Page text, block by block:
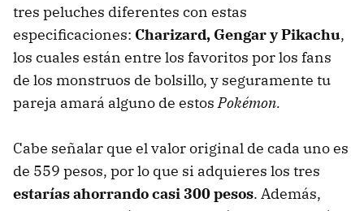
tres peluches diferentes con estas
especificaciones: Charizard, Gengar y Pikachu,
los cuales están entre los favoritos por los fans
de los monstruos de bolsillo, y seguramente tu
pareja amará alguno de estosPokémon.
Cabe señalar que el valor original de cada uno es
de 559 pesos, por lo que si adquieres los tres
estarías ahorrando casi 300 pesos. Además,